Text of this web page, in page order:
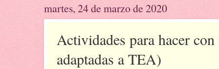
martes, 24 de marzo de 2020
Actividades para hacer
adaptadas a TEA)